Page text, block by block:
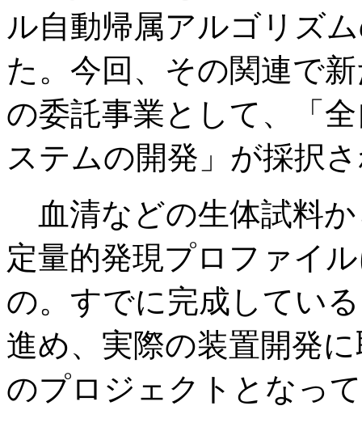
ル自動帰属アルゴリズ
た。今回、その関連で
の委託事業として、「
ステムの開発」が採択
血清などの生体試料
定量的発現プロファイ
の。すでに完成してい
進め、実際の装置開発
のプロジェクトとなっ